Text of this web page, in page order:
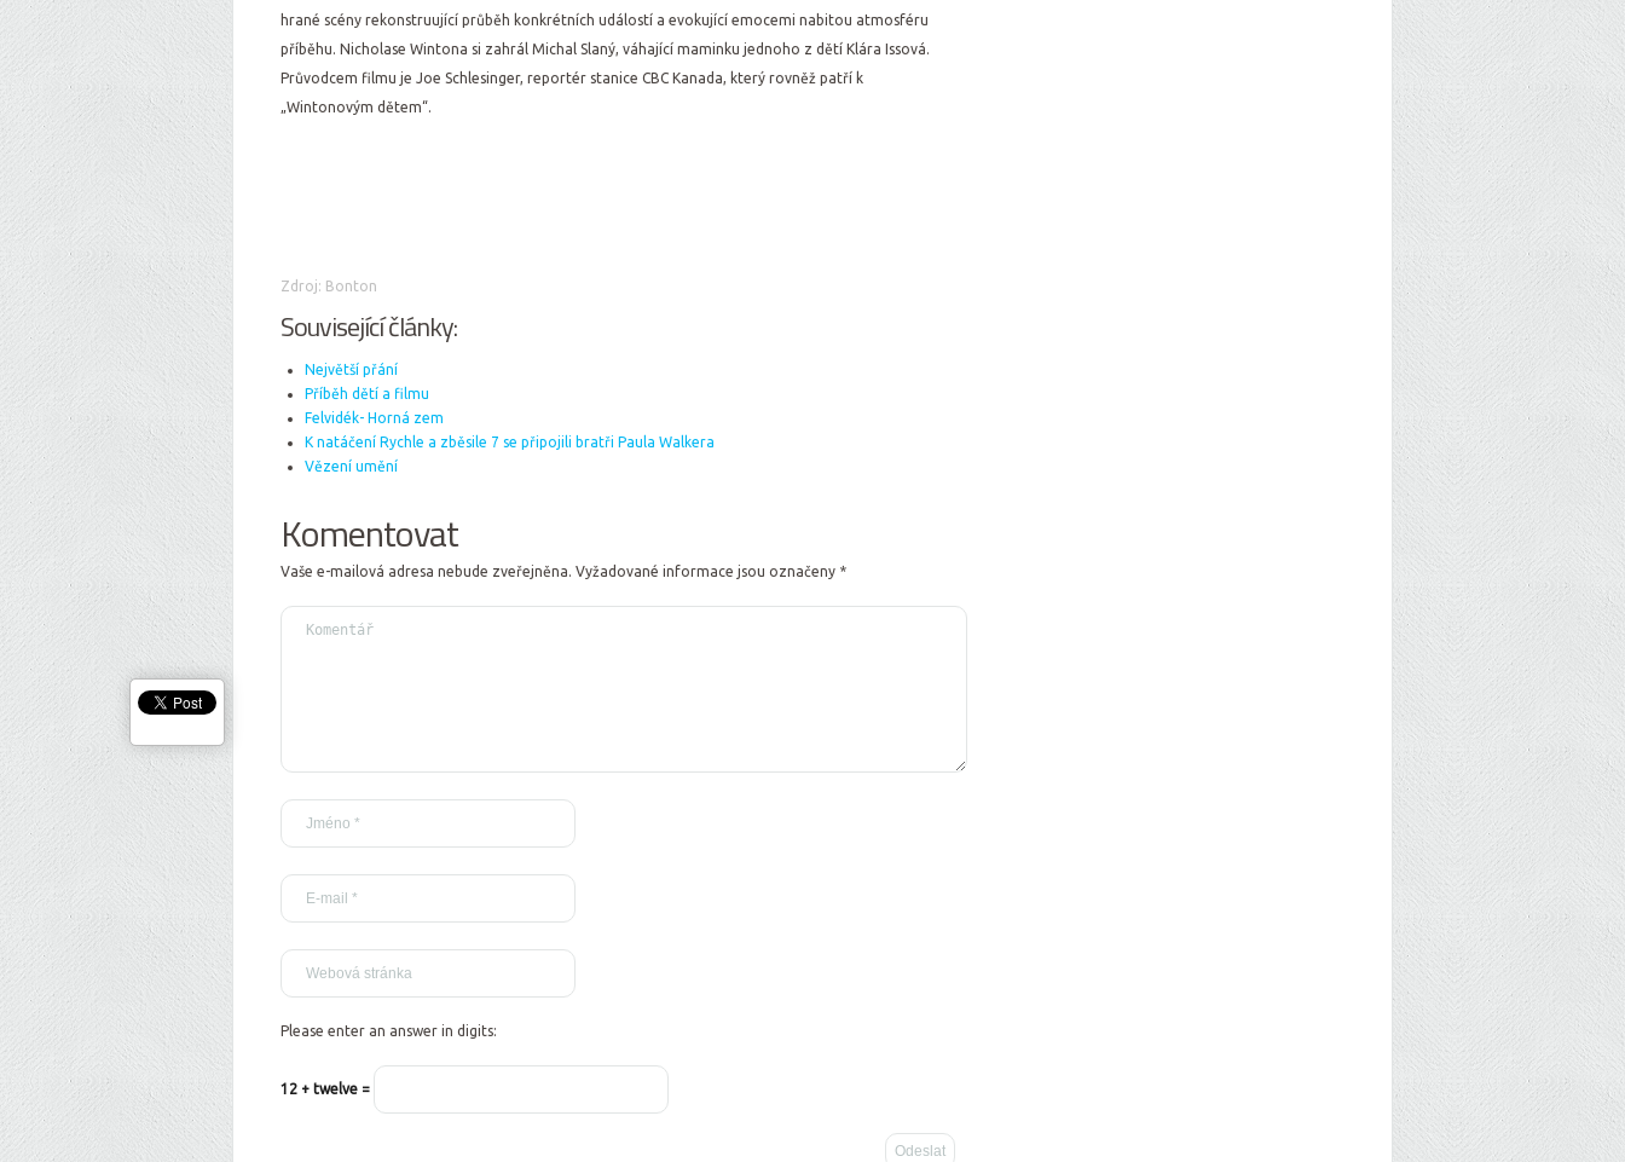
hrané scény rekonstruující průběh konkrétních událostí a evokující emocemi nabitou atmosféru
příběhu. Nicholase Wintona si zahrál Michal Slaný, váhající maminku jednoho z dětí Klára Issová.
Průvodcem filmu je Joe Schlesinger, reportér stanice CBC Kanada, který rovněž patří k
„Wintonovým dětem“.
Zdroj: Bonton
Související články:
Největší přání
Příběh dětí a filmu
Felvidék- Horná zem
K natáčení Rychle a zběsile 7 se připojili bratři Paula Walkera
Vězení umění
Komentovat
Vaše e-mailová adresa nebude zveřejněna. Vyžadované informace jsou označeny *
Please enter an answer in digits:
12 + twelve =